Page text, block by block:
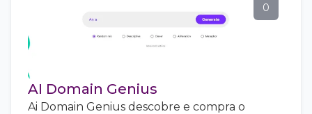
0
AI Domain Genius
Ai Domain Genius descobre e compra o